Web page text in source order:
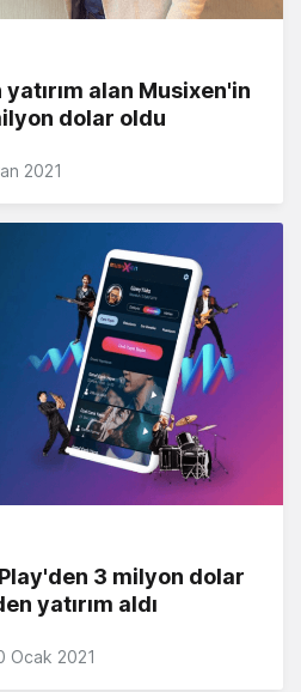
alan Musixen'in
dolar oldu
2021
3 milyon dolar
yatırım aldı
Ocak 2021